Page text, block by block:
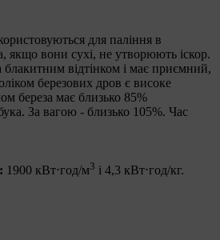
для паління в
якщо вони сухі, не утворюють іскор.
блакитним відтінком і має приємний,
березових дров є високе
береза має близько 85%
За вагою - близько 105%. Час
1900 кВт⋅год/м3 і 4,3 кВт⋅год/кг.